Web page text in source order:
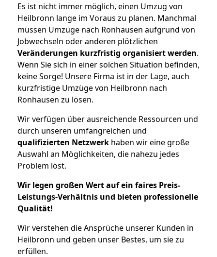
Es ist nicht immer möglich, einen Umzug von
Heilbronn lange im Voraus zu planen. Manchmal
müssen Umzüge nach Ronhausen aufgrund von
Jobwechseln oder anderen plötzlichen
Veränderungen kurzfristig organisiert werden.
Wenn Sie sich in einer solchen Situation befinden,
keine Sorge! Unsere Firma ist in der Lage, auch
kurzfristige Umzüge von Heilbronn nach
Ronhausen zu lösen.
Wir verfügen über ausreichende Ressourcen und
durch unseren umfangreichen und
qualifizierten Netzwerk haben wir eine große
Auswahl an Möglichkeiten, die nahezu jedes
Problem löst.
Wir legen großen Wert auf ein faires Preis-
Leistungs-Verhältnis und bieten professionelle
Qualität!
Wir verstehen die Ansprüche unserer Kunden in
Heilbronn und geben unser Bestes, um sie zu
erfüllen.